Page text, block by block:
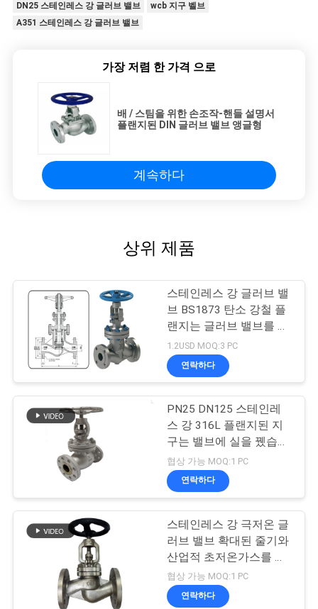
DN25 스테인레스 강 글러브 밸브
wcb 지구 벨브
A351 스테인레스 강 글러브 밸브
가장 저렴 한 가격 으로
배 / 스팀을 위한 손조작-핸들 설명서
플랜지된 DIN 글러브 밸브 앵글형
계속하다
상위 제품
스테인레스 강 글러브 밸
브 BS1873 탄소 강철 플
랜지는 글러브 밸브를 마
칩니다
1.2USD MOQ:3 PC
연락하다
PN25 DN125 스테인레
스 강 316L 플랜지된 지
구는 밸브에 실을 뀄습니
다
협상 가능 MOQ:1 PC
연락하다
스테인레스 강 극저온 글
러브 밸브 확대된 줄기와
산업적 초저온가스를 위
한 다른 사람
협상 가능 MOQ:1 PC
연락하다